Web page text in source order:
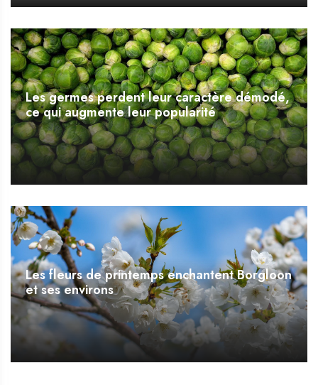
Les germes perdent leur caractère démodé,
ce qui augmente leur popularité
Les fleurs de printemps enchantent Borgloon
et ses environs